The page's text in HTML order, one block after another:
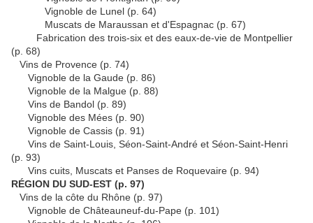
Vignoble de Lunel (p. 64)
Muscats de Maraussan et d'Espagnac (p. 67)
Fabrication des trois-six et des eaux-de-vie de Montpellier
(p. 68)
Vins de Provence (p. 74)
Vignoble de la Gaude (p. 86)
Vignoble de la Malgue (p. 88)
Vins de Bandol (p. 89)
Vignoble des Mées (p. 90)
Vignoble de Cassis (p. 91)
Vins de Saint-Louis, Séon-Saint-André et Séon-Saint-Henri
(p. 93)
Vins cuits, Muscats et Panses de Roquevaire (p. 94)
RÉGION DU SUD-EST (p. 97)
Vins de la côte du Rhône (p. 97)
Vignoble de Châteauneuf-du-Pape (p. 101)